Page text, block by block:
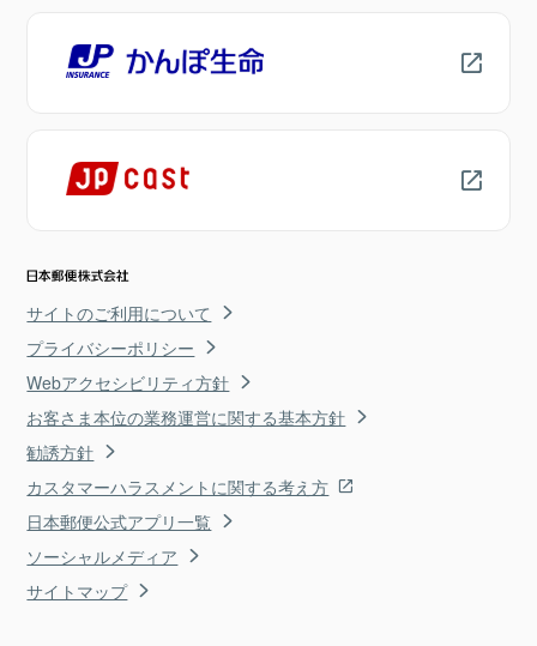
サイトのご利用について
プライバシーポリシー
Webアクセシビリティ方針
お客さま本位の業務運営に関する基本方針
勧誘方針
カスタマーハラスメントに関する考え方
日本郵便公式アプリ一覧
ソーシャルメディア
サイトマップ